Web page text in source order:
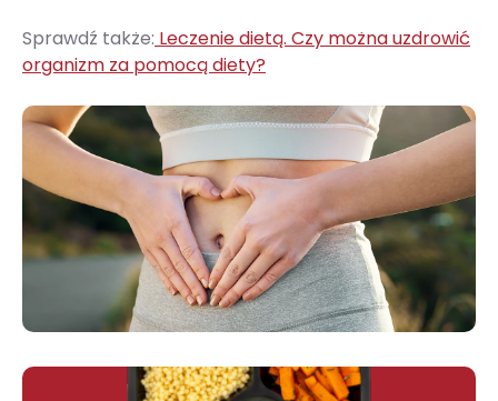
Sprawdź także: Leczenie dietą. Czy można uzdrowić
organizm za pomocą diety?